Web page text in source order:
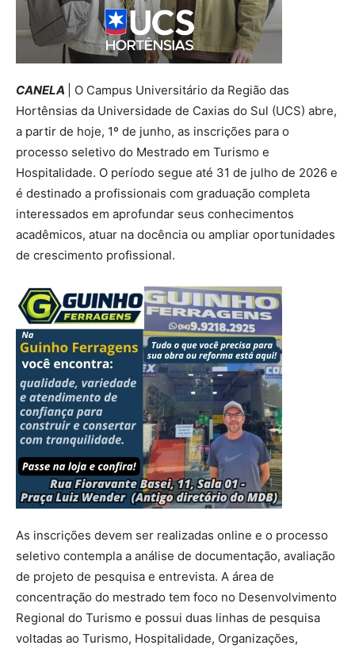
CANELA
| O Campus Universitário da Região das
Hortênsias da Universidade de Caxias do Sul (UCS) abre,
a partir de hoje, 1º de junho, as inscrições para o
processo seletivo do Mestrado em Turismo e
Hospitalidade. O período segue até 31 de julho de 2026 e
é destinado a profissionais com graduação completa
interessados em aprofundar seus conhecimentos
acadêmicos, atuar na docência ou ampliar oportunidades
de crescimento profissional.
As inscrições devem ser realizadas online e o processo
seletivo contempla a análise de documentação, avaliação
de projeto de pesquisa e entrevista. A área de
concentração do mestrado tem foco no Desenvolvimento
Regional do Turismo e possui duas linhas de pesquisa
voltadas ao Turismo, Hospitalidade, Organizações,